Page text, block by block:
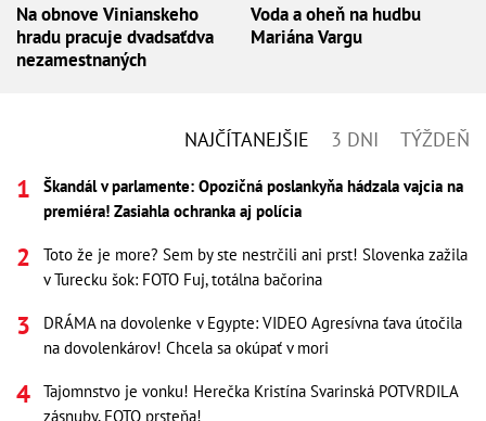
Na obnove Vinianskeho
hradu pracuje dvadsaťdva
nezamestnaných
Voda a oheň na hudbu
Mariána Vargu
NAJČÍTANEJŠIE 3 DNI TÝŽDEŇ
Škandál v parlamente: Opozičná poslankyňa hádzala vajcia na
premiéra! Zasiahla ochranka aj polícia
Toto že je more? Sem by ste nestrčili ani prst! Slovenka zažila
v Turecku šok: FOTO Fuj, totálna bačorina
DRÁMA na dovolenke v Egypte: VIDEO Agresívna ťava útočila
na dovolenkárov! Chcela sa okúpať v mori
Tajomnstvo je vonku! Herečka Kristína Svarinská POTVRDILA
zásnuby, FOTO prsteňa!